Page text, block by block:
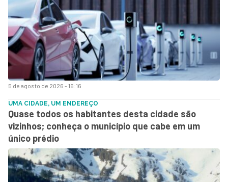
5 de agosto de 2026 - 16:16
UMA CIDADE, UM ENDEREÇO
Quase todos os habitantes desta cidade são
vizinhos; conheça o município que cabe em um
único prédio